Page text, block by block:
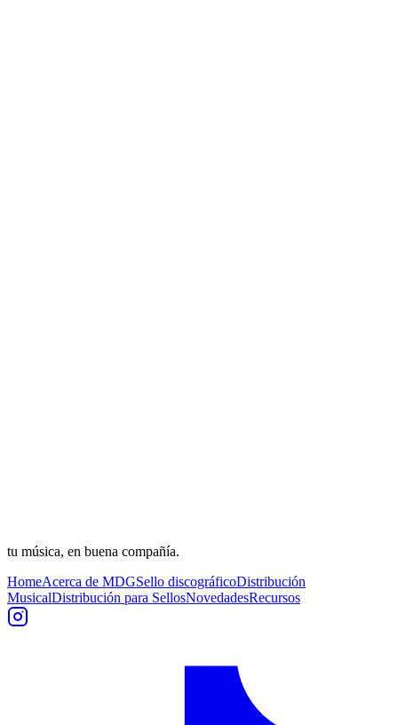
tu música, en buena compañía.
HomeAcerca de MDGSello discográficoDistribución
MusicalDistribución para SellosNovedadesRecursos